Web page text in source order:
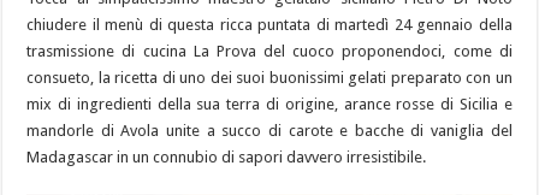
chiudere il menù di questa ricca puntata di martedì 24 gennaio della
trasmissione di cucina La Prova del cuoco proponendoci, come di
consueto, la ricetta di uno dei suoi buonissimi gelati preparato con un
mix di ingredienti della sua terra di origine, arance rosse di Sicilia e
mandorle di Avola unite a succo di carote e bacche di vaniglia del
Madagascar in un connubio di sapori davvero irresistibile.